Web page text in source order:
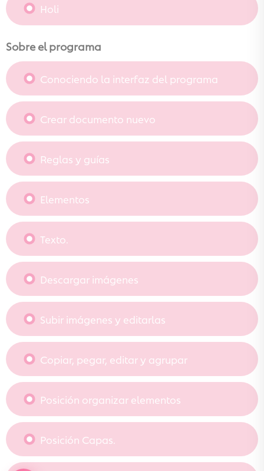
Holi
Sobre el programa
Conociendo la interfaz del programa
Crear documento nuevo
Reglas y guías
Elementos
Texto.
Descargar imágenes
Subir imágenes y editarlas
Copiar, pegar, editar y agrupar
Posición organizar elementos
Posición Capas.